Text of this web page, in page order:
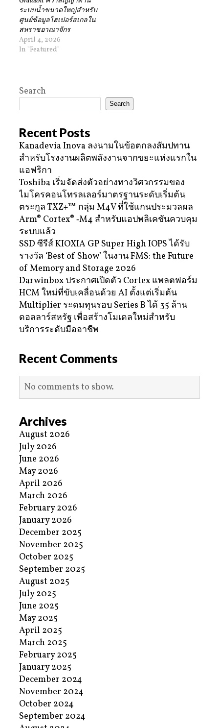
ระบบน้ำขนาดใหญ่สำหรับ
ศูนย์ข้อมูลไฮเปอร์สเกลใน
สหราชอาณาจักร
April 4, 2026
In "Featured"
Search
Search
Recent Posts
Kanadevia Inova ลงนามในข้อตกลงสัมปทาน
สำหรับโรงงานผลิตพลังงานจากขยะแห่งแรกใน
แอฟริกา
Toshiba เริ่มจัดส่งตัวอย่างทางวิศวกรรมของ
ไมโครคอนโทรลเลอร์มาตรฐานระดับเริ่มต้น
ตระกูล TXZ+™ กลุ่ม M4V ที่ใช้แกนประมวลผล
Arm® Cortex® ‑M4 สำหรับแอปพลิเคชันควบคุม
ระบบแล้ว
SSD ซีรีส์ KIOXIA GP Super High IOPS ได้รับ
รางวัล ‘Best of Show’ ในงาน FMS: the Future
of Memory and Storage 2026
Darwinbox ประกาศเปิดตัว Cortex แพลตฟอร์ม
HCM ใหม่ที่ขับเคลื่อนด้วย AI ตั้งแต่เริ่มต้น
Multiplier ระดมทุนรอบ Series B ได้ 35 ล้าน
ดอลลาร์สหรัฐ เพื่อสร้างโมเดลใหม่สำหรับ
บริการระดับมืออาชีพ
Recent Comments
No comments to show.
Archives
August 2026
July 2026
June 2026
May 2026
April 2026
March 2026
February 2026
January 2026
December 2025
November 2025
October 2025
September 2025
August 2025
July 2025
June 2025
May 2025
April 2025
March 2025
February 2025
January 2025
December 2024
November 2024
October 2024
September 2024